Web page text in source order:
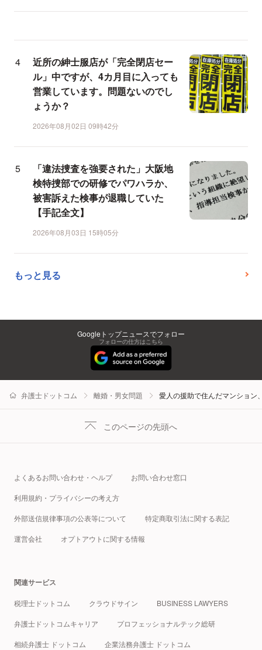
近所の紳士服店が「完全閉店セー
ル」中ですが、4カ月目に入っても
営業しています。問題ないのでし
ょうか？
2026年08月02日 09時42分
「違法捜査を強要された」大阪地
検特捜部での研修でパワハラか、
被害訴えた検事が退職していた
【手記全文】
2026年08月03日 15時05分
もっと見る
Googleトップニュースでフォロー
フォローの仕方はこちら
弁護士ドットコム 離婚・男女問題 愛人の援助で住んだマンショ
このページの先頭へ
よくあるお問い合わせ・ヘルプ お問い合わせ窓口
利用規約・プライバシーの考え方
外部送信規律事項の公表等について 特定商取引法に関する表記
運営会社 オプトアウトに関する情報
関連サービス
税理士ドットコム クラウドサイン BUSINESS LAWYERS
弁護士ドットコムキャリア プロフェッショナルテック総研
相続弁護士 ドットコム 企業法務弁護士 ドットコム